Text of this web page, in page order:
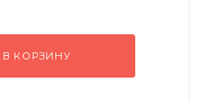
В КОРЗИНУ